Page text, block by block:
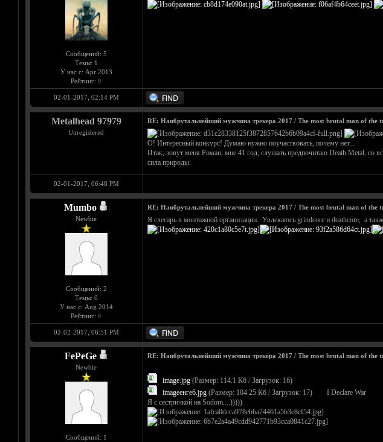
Сообщений: 5
Темы: 1
У нас с: Apr 2013
Рейтинг: 0
02-01-2017, 02:14 PM
Metalhead 97979
Unregistered
RE: Наибрутальнейший мужчина трекера 2017 / The most brutal man of the
О! Интересный конкурс! Думаю нужно поучаствовать, почему нет...
Итак, зовут меня Роман, мне 41 год, слушать предпочитаю Death Metal, со
сила природы.
02-01-2017, 06:48 PM
Mumbo
Newbie
Сообщений: 2
Темы: 0
У нас с: Aug 2014
Рейтинг: 0
RE: Наибрутальнейший мужчина трекера 2017 / The most brutal man of the
Я слесарь в монтажной организации. Увлекаюсь grindcore и deathcore, а
02-02-2017, 06:51 PM
FePeGe
Newbie
Сообщений: 1
RE: Наибрутальнейший мужчина трекера 2017 / The most brutal man of the
image.jpg(Размер: 114.1 Кб / Загрузок: 16)
imageенге6.jpg(Размер: 104.25 Кб / Загрузок: 17)
I Declare War
Я с сестричкой на Sodom....)))))